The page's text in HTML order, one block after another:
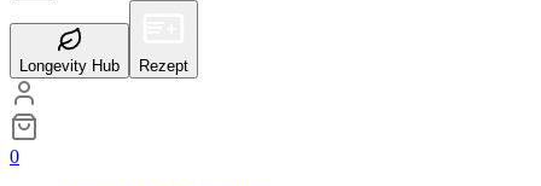
Longevity Hub Rezept
0